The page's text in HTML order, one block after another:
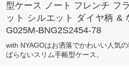
型ケース ノート フレンチ フ
ット シルエット ダイヤ柄 &
G025M-BNG2S2454-78
with NYAGOはお洒落でかわいい人気
ばらないスリム手帳型ケース。